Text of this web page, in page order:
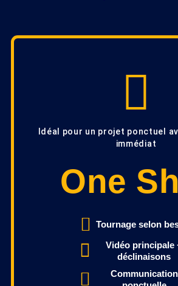
Idéal pour un projet ponctuel
immédiat
One
Tournage selon
Vidéo principale
déclinaisons
Communication